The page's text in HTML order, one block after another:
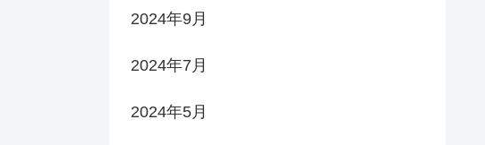
2024年9月
2024年7月
2024年5月